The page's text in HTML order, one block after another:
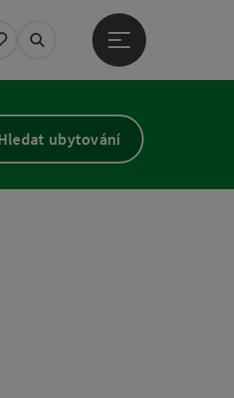
Vyhledávání
Otevřít hlavní
ubytování